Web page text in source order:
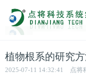
植物根系的研究
2025-07-11 14:32:41 点将